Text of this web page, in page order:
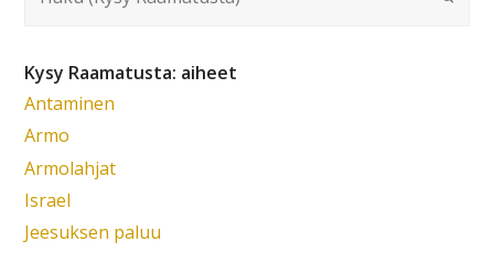
Kysy Raamatusta: aiheet
Antaminen
Armo
Armolahjat
Israel
Jeesuksen paluu